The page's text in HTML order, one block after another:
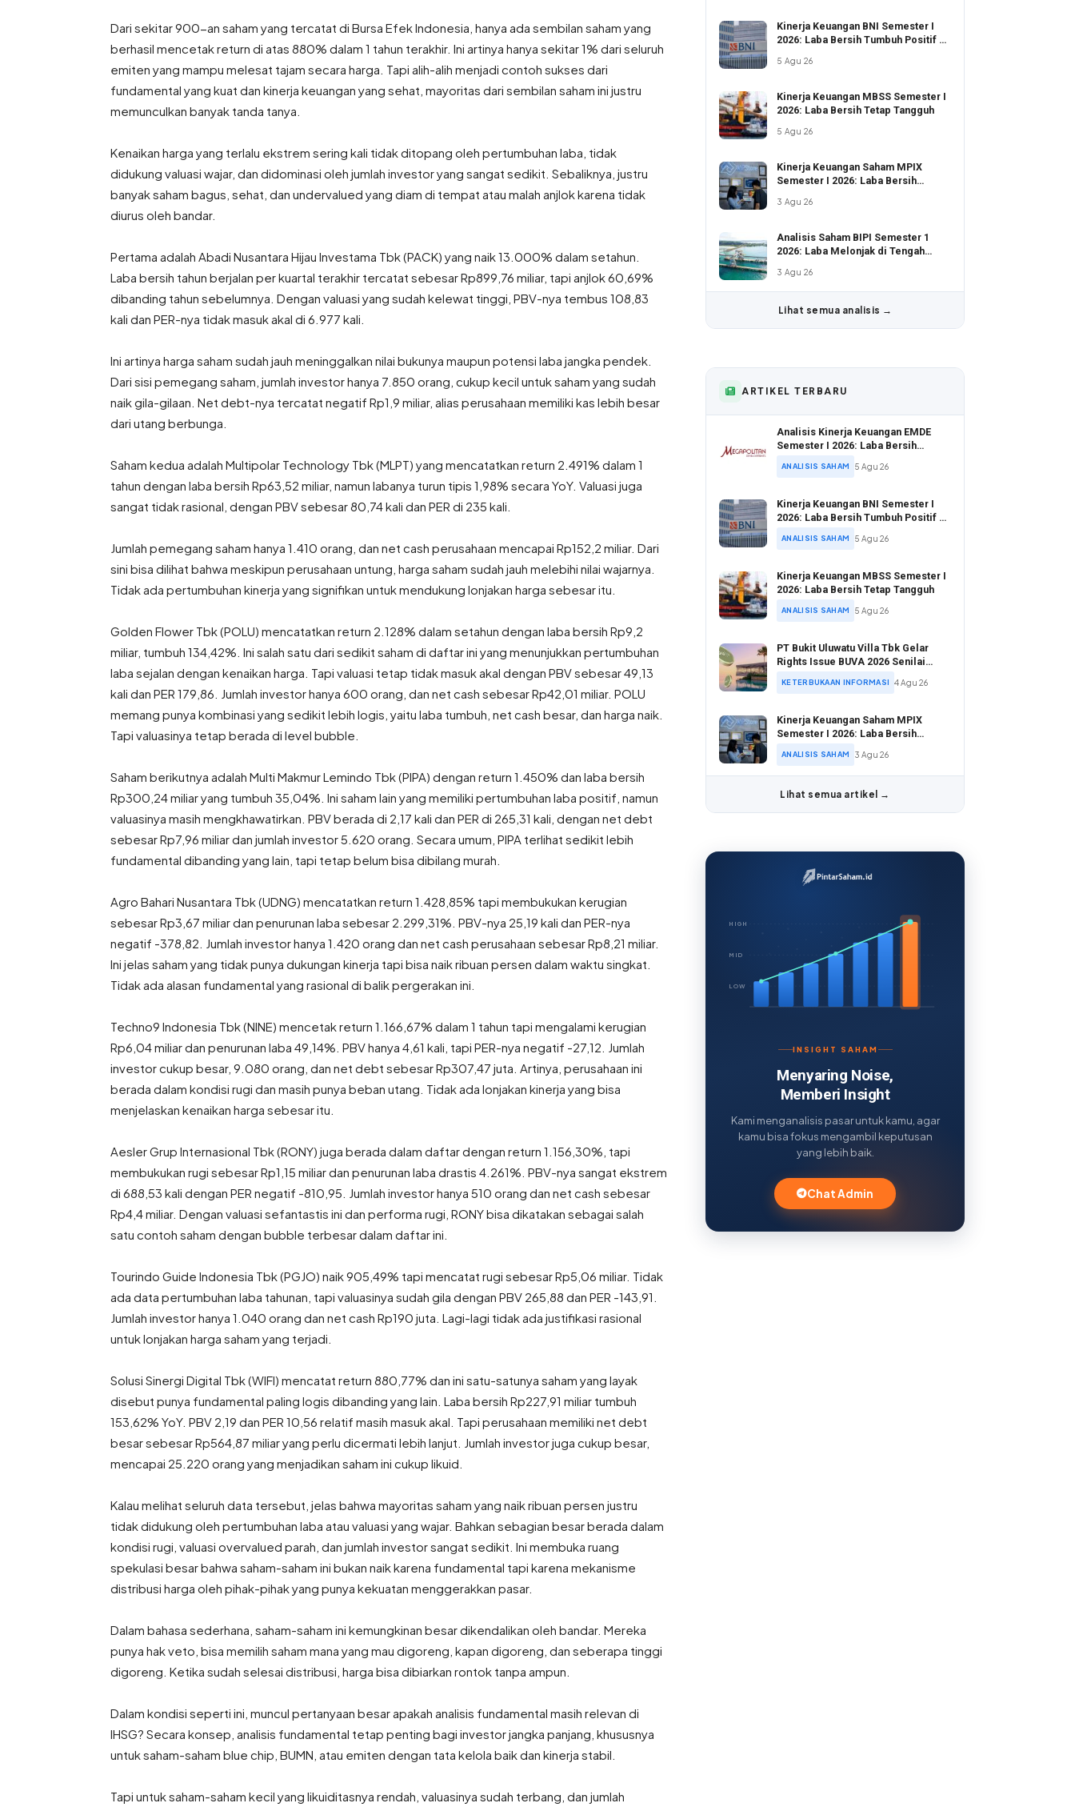
Dari sekitar 900-an saham yang tercatat di Bursa Efek Indonesia, hanya ada sembilan saham yang
berhasil mencetak return di atas 880% dalam 1 tahun terakhir. Ini artinya hanya sekitar 1% dari seluruh
emiten yang mampu melesat tajam secara harga. Tapi alih-alih menjadi contoh sukses dari
fundamental yang kuat dan kinerja keuangan yang sehat, mayoritas dari sembilan saham ini justru
memunculkan banyak tanda tanya.
Kenaikan harga yang terlalu ekstrem sering kali tidak ditopang oleh pertumbuhan laba, tidak
didukung valuasi wajar, dan didominasi oleh jumlah investor yang sangat sedikit. Sebaliknya, justru
banyak saham bagus, sehat, dan undervalued yang diam di tempat atau malah anjlok karena tidak
diurus oleh bandar.
Pertama adalah Abadi Nusantara Hijau Investama Tbk (PACK) yang naik 13.000% dalam setahun.
Laba bersih tahun berjalan per kuartal terakhir tercatat sebesar Rp899,76 miliar, tapi anjlok 60,69%
dibanding tahun sebelumnya. Dengan valuasi yang sudah kelewat tinggi, PBV-nya tembus 108,83
kali dan PER-nya tidak masuk akal di 6.977 kali.
Ini artinya harga saham sudah jauh meninggalkan nilai bukunya maupun potensi laba jangka pendek.
Dari sisi pemegang saham, jumlah investor hanya 7.850 orang, cukup kecil untuk saham yang sudah
naik gila-gilaan. Net debt-nya tercatat negatif Rp1,9 miliar, alias perusahaan memiliki kas lebih besar
dari utang berbunga.
Saham kedua adalah Multipolar Technology Tbk (MLPT) yang mencatatkan return 2.491% dalam 1
tahun dengan laba bersih Rp63,52 miliar, namun labanya turun tipis 1,98% secara YoY. Valuasi juga
sangat tidak rasional, dengan PBV sebesar 80,74 kali dan PER di 235 kali.
Jumlah pemegang saham hanya 1.410 orang, dan net cash perusahaan mencapai Rp152,2 miliar. Dari
sini bisa dilihat bahwa meskipun perusahaan untung, harga saham sudah jauh melebihi nilai wajarnya.
Tidak ada pertumbuhan kinerja yang signifikan untuk mendukung lonjakan harga sebesar itu.
Golden Flower Tbk (POLU) mencatatkan return 2.128% dalam setahun dengan laba bersih Rp9,2
miliar, tumbuh 134,42%. Ini salah satu dari sedikit saham di daftar ini yang menunjukkan pertumbuhan
laba sejalan dengan kenaikan harga. Tapi valuasi tetap tidak masuk akal dengan PBV sebesar 49,13
kali dan PER 179,86. Jumlah investor hanya 600 orang, dan net cash sebesar Rp42,01 miliar. POLU
memang punya kombinasi yang sedikit lebih logis, yaitu laba tumbuh, net cash besar, dan harga naik.
Tapi valuasinya tetap berada di level bubble.
Saham berikutnya adalah Multi Makmur Lemindo Tbk (PIPA) dengan return 1.450% dan laba bersih
Rp300,24 miliar yang tumbuh 35,04%. Ini saham lain yang memiliki pertumbuhan laba positif, namun
valuasinya masih mengkhawatirkan. PBV berada di 2,17 kali dan PER di 265,31 kali, dengan net debt
sebesar Rp7,96 miliar dan jumlah investor 5.620 orang. Secara umum, PIPA terlihat sedikit lebih
fundamental dibanding yang lain, tapi tetap belum bisa dibilang murah.
Agro Bahari Nusantara Tbk (UDNG) mencatatkan return 1.428,85% tapi membukukan kerugian
sebesar Rp3,67 miliar dan penurunan laba sebesar 2.299,31%. PBV-nya 25,19 kali dan PER-nya
negatif -378,82. Jumlah investor hanya 1.420 orang dan net cash perusahaan sebesar Rp8,21 miliar.
Ini jelas saham yang tidak punya dukungan kinerja tapi bisa naik ribuan persen dalam waktu singkat.
Tidak ada alasan fundamental yang rasional di balik pergerakan ini.
Techno9 Indonesia Tbk (NINE) mencetak return 1.166,67% dalam 1 tahun tapi mengalami kerugian
Rp6,04 miliar dan penurunan laba 49,14%. PBV hanya 4,61 kali, tapi PER-nya negatif -27,12. Jumlah
investor cukup besar, 9.080 orang, dan net debt sebesar Rp307,47 juta. Artinya, perusahaan ini
berada dalam kondisi rugi dan masih punya beban utang. Tidak ada lonjakan kinerja yang bisa
menjelaskan kenaikan harga sebesar itu.
Aesler Grup Internasional Tbk (RONY) juga berada dalam daftar dengan return 1.156,30%, tapi
membukukan rugi sebesar Rp1,15 miliar dan penurunan laba drastis 4.261%. PBV-nya sangat ekstrem
di 688,53 kali dengan PER negatif -810,95. Jumlah investor hanya 510 orang dan net cash sebesar
Rp4,4 miliar. Dengan valuasi sefantastis ini dan performa rugi, RONY bisa dikatakan sebagai salah
satu contoh saham dengan bubble terbesar dalam daftar ini.
Tourindo Guide Indonesia Tbk (PGJO) naik 905,49% tapi mencatat rugi sebesar Rp5,06 miliar. Tidak
ada data pertumbuhan laba tahunan, tapi valuasinya sudah gila dengan PBV 265,88 dan PER -143,91.
Jumlah investor hanya 1.040 orang dan net cash Rp190 juta. Lagi-lagi tidak ada justifikasi rasional
untuk lonjakan harga saham yang terjadi.
Solusi Sinergi Digital Tbk (WIFI) mencatat return 880,77% dan ini satu-satunya saham yang layak
disebut punya fundamental paling logis dibanding yang lain. Laba bersih Rp227,91 miliar tumbuh
153,62% YoY. PBV 2,19 dan PER 10,56 relatif masih masuk akal. Tapi perusahaan memiliki net debt
besar sebesar Rp564,87 miliar yang perlu dicermati lebih lanjut. Jumlah investor juga cukup besar,
mencapai 25.220 orang yang menjadikan saham ini cukup likuid.
Kalau melihat seluruh data tersebut, jelas bahwa mayoritas saham yang naik ribuan persen justru
tidak didukung oleh pertumbuhan laba atau valuasi yang wajar. Bahkan sebagian besar berada dalam
kondisi rugi, valuasi overvalued parah, dan jumlah investor sangat sedikit. Ini membuka ruang
spekulasi besar bahwa saham-saham ini bukan naik karena fundamental tapi karena mekanisme
distribusi harga oleh pihak-pihak yang punya kekuatan menggerakkan pasar.
Dalam bahasa sederhana, saham-saham ini kemungkinan besar dikendalikan oleh bandar. Mereka
punya hak veto, bisa memilih saham mana yang mau digoreng, kapan digoreng, dan seberapa tinggi
digoreng. Ketika sudah selesai distribusi, harga bisa dibiarkan rontok tanpa ampun.
Dalam kondisi seperti ini, muncul pertanyaan besar apakah analisis fundamental masih relevan di
IHSG? Secara konsep, analisis fundamental tetap penting bagi investor jangka panjang, khususnya
untuk saham-saham blue chip, BUMN, atau emiten dengan tata kelola baik dan kinerja stabil.
Tapi untuk saham-saham kecil yang likuiditasnya rendah, valuasinya sudah terbang, dan jumlah
Kinerja Keuangan BNI Semester I
2026: Laba Bersih Tumbuh Positif di
5 Agu 26
Kinerja Keuangan MBSS Semester I
2026: Laba Bersih Tetap Tangguh
5 Agu 26
Kinerja Keuangan Saham MPIX
Semester I 2026: Laba Bersih
3 Agu 26
Analisis Saham BIPI Semester 1
2026: Laba Melonjak di Tengah
3 Agu 26
Lihat semua analisis →
ARTIKEL TERBARU
Analisis Kinerja Keuangan EMDE
Semester I 2026: Laba Bersih
ANALISIS SAHAM 5 Agu 26
Kinerja Keuangan BNI Semester I
2026: Laba Bersih Tumbuh Positif di
ANALISIS SAHAM 5 Agu 26
Kinerja Keuangan MBSS Semester I
2026: Laba Bersih Tetap Tangguh
ANALISIS SAHAM 5 Agu 26
PT Bukit Uluwatu Villa Tbk Gelar
Rights Issue BUVA 2026 Senilai
KETERBUKAAN INFORMASI 4 Agu 26
Kinerja Keuangan Saham MPIX
Semester I 2026: Laba Bersih
ANALISIS SAHAM 3 Agu 26
Lihat semua artikel →
HIGH
MID
LOW
INSIGHT SAHAM
Menyaring Noise,
Memberi Insight
Kami menganalisis pasar untuk kamu, agar
kamu bisa fokus mengambil keputusan
yang lebih baik.
Chat Admin